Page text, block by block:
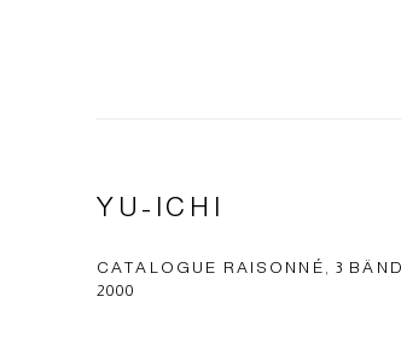
YU-ICHI
CATALOGUE RAISONNÉ, 3
2000